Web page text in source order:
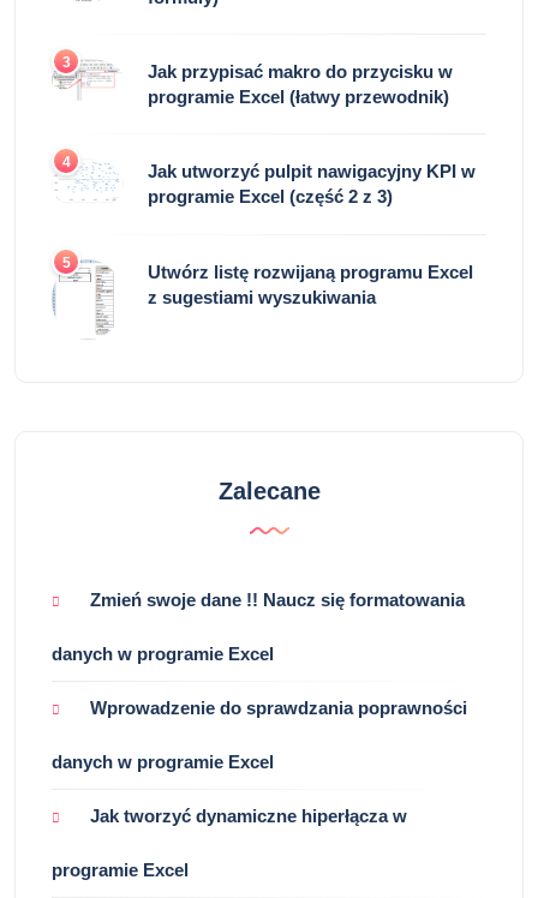
3
Jak przypisać makro do przycisku w
programie Excel (łatwy przewodnik)
4
Jak utworzyć pulpit nawigacyjny KPI w
programie Excel (część 2 z 3)
5
Utwórz listę rozwijaną programu Excel
z sugestiami wyszukiwania
Zalecane
Zmień swoje dane !! Naucz się formatowania
danych w programie Excel
Wprowadzenie do sprawdzania poprawności
danych w programie Excel
Jak tworzyć dynamiczne hiperłącza w
programie Excel